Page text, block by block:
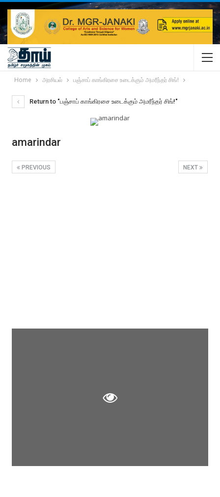
Home அரசியல் பஞ்சாப் காங்கிரசை உடைக்கும் அமரீந்தர் சிங்!
Return to "பஞ்சாப் காங்கிரசை உடைக்கும் அமரீந்தர் சிங்!"
amarindar
NEXT
PREVIOUS